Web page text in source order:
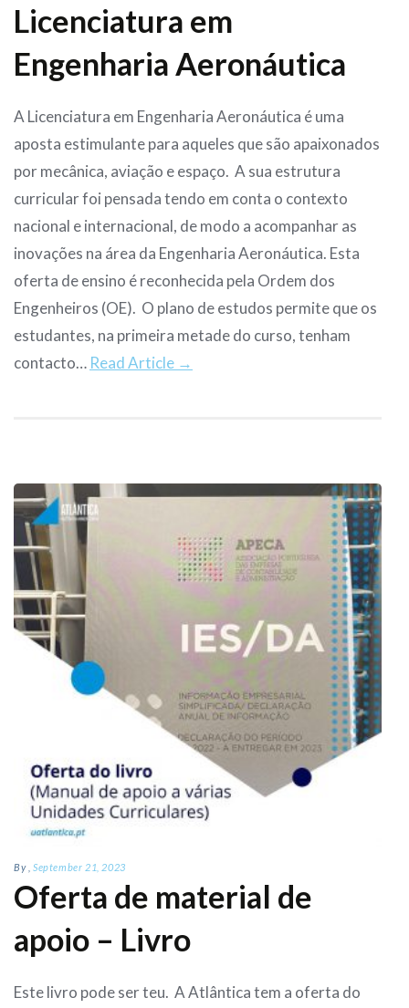
Licenciatura em
Engenharia Aeronáutica
A Licenciatura em Engenharia Aeronáutica é uma
aposta estimulante para aqueles que são apaixonados
por mecânica, aviação e espaço. A sua estrutura
curricular foi pensada tendo em conta o contexto
nacional e internacional, de modo a acompanhar as
inovações na área da Engenharia Aeronáutica. Esta
oferta de ensino é reconhecida pela Ordem dos
Engenheiros (OE). O plano de estudos permite que os
estudantes, na primeira metade do curso, tenham
contacto… Read Article →
By ,September 21, 2023
Oferta de material de
apoio – Livro
Este livro pode ser teu. A Atlântica tem a oferta do